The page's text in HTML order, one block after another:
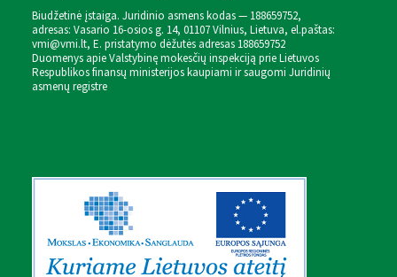
Biudžetinė įstaiga. Juridinio asmens kodas — 188659752,
adresas: Vasario 16-osios g. 14, 01107 Vilnius, Lietuva, el.paštas:
vmi@vmi.lt, E. pristatymo dėžutės adresas 188659752
Duomenys apie Valstybinę mokesčių inspekciją prie Lietuvos
Respublikos finansų ministerijos kaupiami ir saugomi Juridinių
asmenų registre